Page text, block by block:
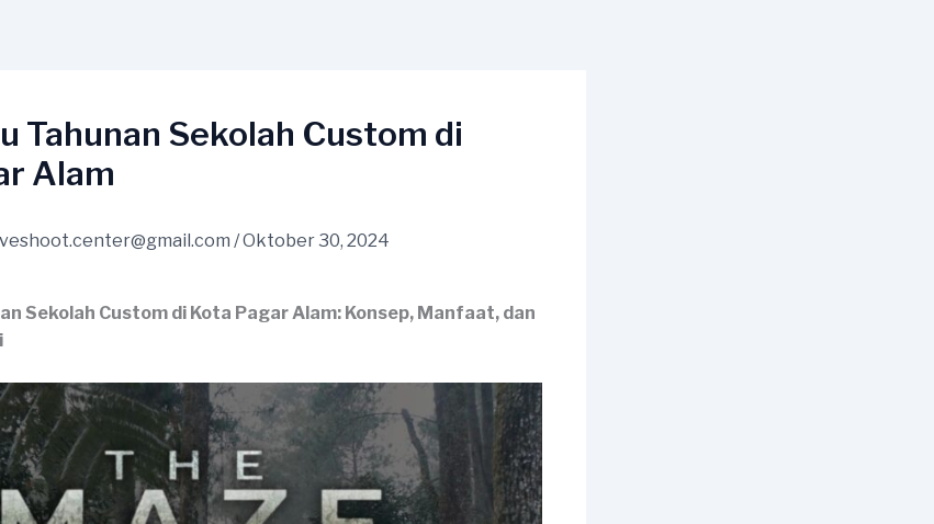
Tahunan Sekolah Custom di
Alam
/Oktober 30, 2024
Sekolah Custom di Kota Pagar Alam: Konsep, Manfaat, dan